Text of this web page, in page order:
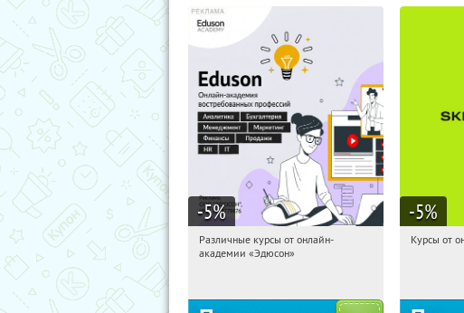
-5%
18:19:00 Получили:
Различные курсы от онлайн-
академии «Эдюсон»
-5%
Курсы от